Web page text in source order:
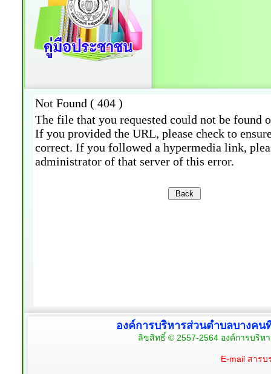
องค์การบริหารส่วนตำบลบางคน
ลิขสิทธิ์ © 2557-2564 องค์การบริ
E-mail สาร